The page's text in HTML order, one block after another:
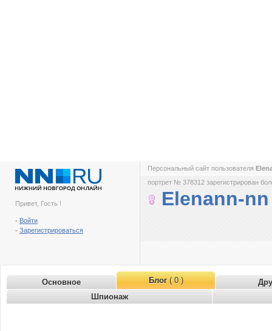
Привет, Гость !
- Войти
- Зарегистрироваться
Персональный сайт пользователя
портрет № 378312 зарегистрирован
Elenann-nn
Основное Блог( 0 )
Шпионаж